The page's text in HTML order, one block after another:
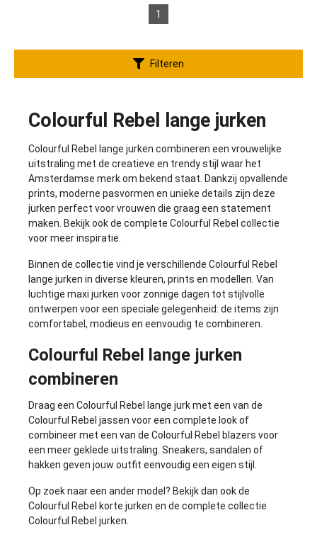
1
Filteren
Colourful Rebel lange jurken
Colourful Rebel lange jurken combineren een vrouwelijke
uitstraling met de creatieve en trendy stijl waar het
Amsterdamse merk om bekend staat. Dankzij opvallende
prints, moderne pasvormen en unieke details zijn deze
jurken perfect voor vrouwen die graag een statement
maken. Bekijk ook de complete Colourful Rebel collectie
voor meer inspiratie.
Binnen de collectie vind je verschillende Colourful Rebel
lange jurken in diverse kleuren, prints en modellen. Van
luchtige maxi jurken voor zonnige dagen tot stijlvolle
ontwerpen voor een speciale gelegenheid: de items zijn
comfortabel, modieus en eenvoudig te combineren.
Colourful Rebel lange jurken
combineren
Draag een Colourful Rebel lange jurk met een van de
Colourful Rebel jassen voor een complete look of
combineer met een van de Colourful Rebel blazers voor
een meer geklede uitstraling. Sneakers, sandalen of
hakken geven jouw outfit eenvoudig een eigen stijl.
Op zoek naar een ander model? Bekijk dan ook de
Colourful Rebel korte jurken en de complete collectie
Colourful Rebel jurken